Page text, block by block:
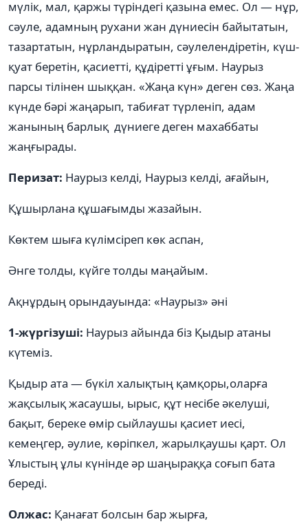
мүлік, мал, қаржы түріндегі қазына емес. Ол — нұр,
сәуле, адамның рухани жан дүниесін байытатын,
тазартатын, нұрландыратын, сәулелендіретін, күш-
қуат беретін, қасиетті, құдіретті ұғым. Наурыз
парсы тілінен шыққан. «Жаңа күн» деген сөз. Жаңа
күнде бәрі жаңарып, табиғат түрленіп, адам
жанының барлық дүниеге деген махаббаты
жаңғырады.
Перизат: Наурыз келді, Наурыз келді, ағайын,
Құшырлана құшағымды жазайын.
Көктем шыға күлімсіреп көк аспан,
Әнге толды, күйге толды маңайым.
Ақнұрдың орындауында: «Наурыз» әні
1-жүргізуші: Наурыз айында біз Қыдыр атаны
күтеміз.
Қыдыр ата — бүкіл халықтың қамқоры,оларға
жақсылық жасаушы, ырыс, құт несібе әкелуші,
бақыт, береке өмір сыйлаушы қасиет иесі,
кемеңгер, әулие, көріпкел, жарылқаушы қарт. Ол
Ұлыстың ұлы күнінде әр шаңыраққа соғып бата
береді.
Олжас: Қанағат болсын бар жырға,